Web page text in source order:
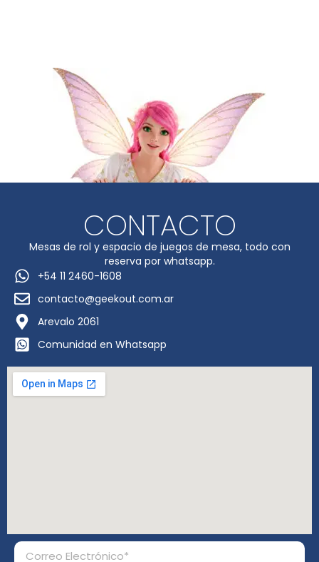
CONTACTO
Mesas de rol y espacio de juegos de mesa, todo con
reserva por whatsapp.
+54 11 2460-1608
contacto@geekout.com.ar
Arevalo 2061
Comunidad en Whatsapp